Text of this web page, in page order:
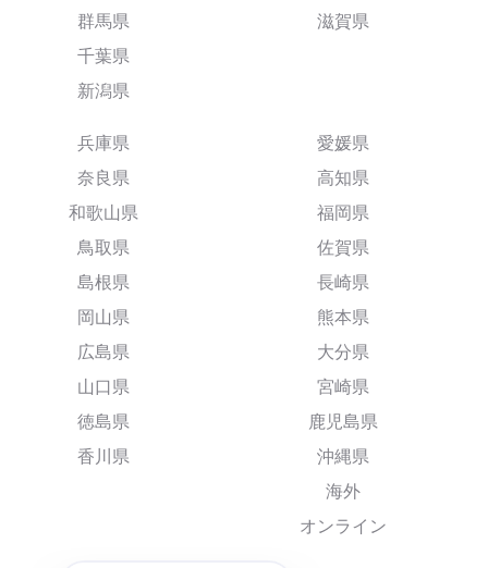
群馬県
千葉県
新潟県
滋賀県
兵庫県
奈良県
和歌山県
鳥取県
島根県
岡山県
広島県
山口県
徳島県
香川県
愛媛県
高知県
福岡県
佐賀県
長崎県
熊本県
大分県
宮崎県
鹿児島県
沖縄県
海外
オンライン